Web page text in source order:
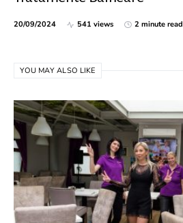
20/09/2024 541 views 2 minute read
YOU MAY ALSO LIKE